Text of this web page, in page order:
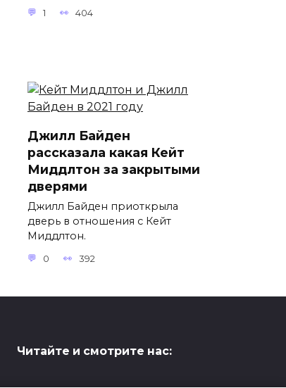
1 404
Джилл Байден
рассказала какая Кейт
Миддлтон за закрытыми
дверями
Джилл Байден приоткрыла
дверь в отношения с Кейт
Миддлтон.
0 392
Читайте и смотрите нас: